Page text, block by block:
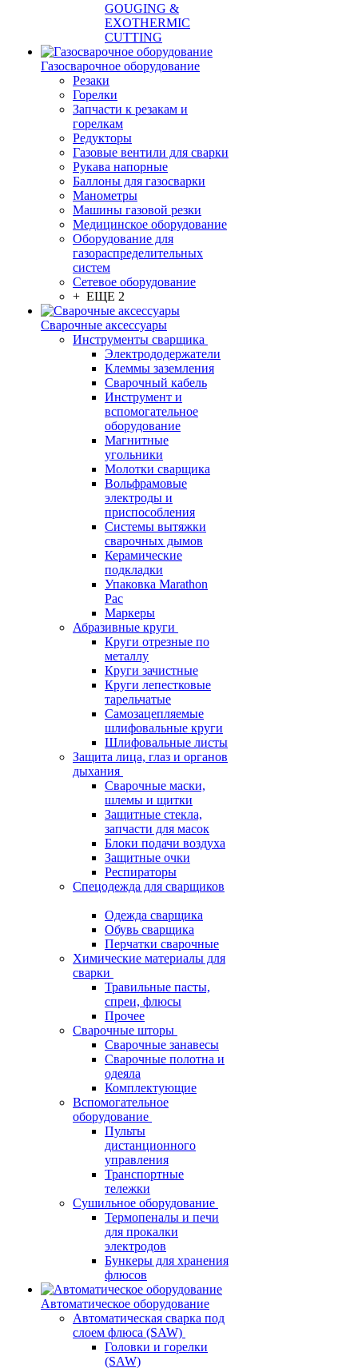
GOUGING &
EXOTHERMIC
CUTTING
Газосварочное оборудование
Резаки
Горелки
Запчасти к резакам и
горелкам
Редукторы
Газовые вентили для сварки
Рукава напорные
Баллоны для газосварки
Манометры
Машины газовой резки
Медицинское оборудование
Оборудование для
газораспределительных
систем
Сетевое оборудование
+ ЕЩЕ 2
Сварочные аксессуары
Инструменты сварщика
Электрододержатели
Клеммы заземления
Сварочный кабель
Инструмент и
вспомогательное
оборудование
Магнитные
угольники
Молотки сварщика
Вольфрамовые
электроды и
приспособления
Системы вытяжки
сварочных дымов
Керамические
подкладки
Упаковка Marathon
Pac
Маркеры
Абразивные круги
Круги отрезные по
металлу
Круги зачистные
Круги лепестковые
тарельчатые
Самозацепляемые
шлифовальные круги
Шлифовальные листы
Защита лица, глаз и органов
дыхания
Сварочные маски,
шлемы и щитки
Защитные стекла,
запчасти для масок
Блоки подачи воздуха
Защитные очки
Респираторы
Спецодежда для сварщиков
Одежда сварщика
Обувь сварщика
Перчатки сварочные
Химические материалы для
сварки
Травильные пасты,
спреи, флюсы
Прочее
Сварочные шторы
Сварочные занавесы
Сварочные полотна и
одеяла
Комплектующие
Вспомогательное
оборудование
Пульты
дистанционного
управления
Транспортные
тележки
Сушильное оборудование
Термопеналы и печи
для прокалки
электродов
Бункеры для хранения
флюсов
Автоматическое оборудование
Автоматическая сварка под
слоем флюса (SAW)
Головки и горелки
(SAW)